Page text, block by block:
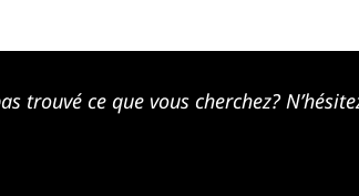
trouvé ce que vous cherchez?